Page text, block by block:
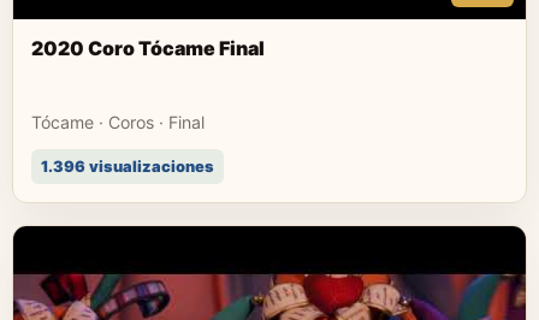
2020 Coro Tócame Final
Tócame · Coros · Final
1.396 visualizaciones